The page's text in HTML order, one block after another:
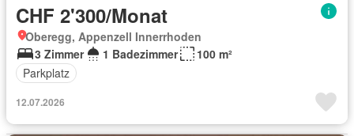
CHF 2'300/Monat
Oberegg, Appenzell Innerrhoden
3 Zimmer
1 Badezimmer
100 m²
Parkplatz
12.07.2026